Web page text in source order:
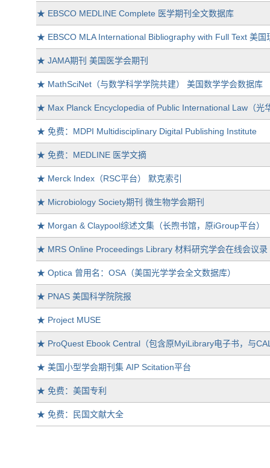
★ EBSCO MEDLINE Complete 医学期刊全文数据库
★ EBSCO MLA International Bibliography with Full Text 美
★ JAMA期刊 美国医学会期刊
★ MathSciNet（与数学科学学院共建） 美国数学学会数据库
★ Max Planck Encyclopedia of Public International Law（
★ 免费：MDPI Multidisciplinary Digital Publishing Institute
★ 免费：MEDLINE 医学文摘
★ Merck Index（RSC平台） 默克索引
★ Microbiology Society期刊 微生物学会期刊
★ Morgan & Claypool综述文集（长煦书馆，原iGroup平台）
★ MRS Online Proceedings Library 材料研究学会在线会议录
★ Optica 曾用名：OSA（美国光学学会全文数据库）
★ PNAS 美国科学院院报
★ Project MUSE
★ ProQuest Ebook Central（包含原MyiLibrary电子书，与
★ 美国小型学会期刊集 AIP Scitation平台
★ 免费：美国专利
★ 免费：民国文献大全